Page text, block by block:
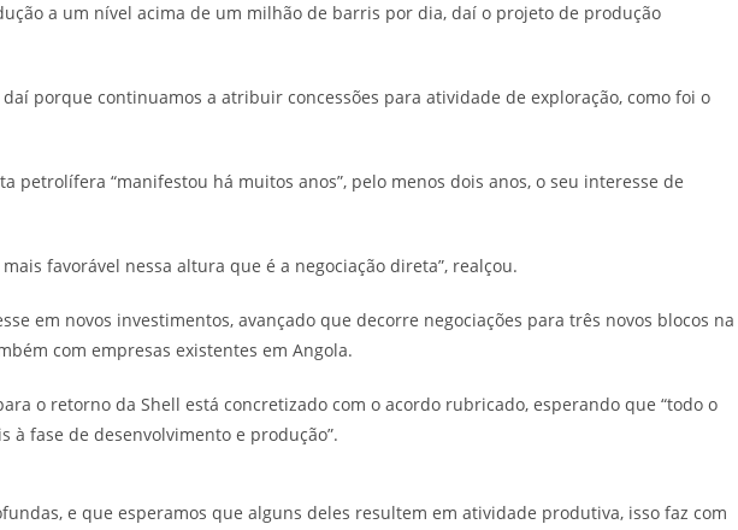
a um nível acima de um milhão de barris por dia, daí o projeto de produção
porque continuamos a atribuir concessões para atividade de exploração, como foi o
petrolífera “manifestou há muitos anos”, pelo menos dois anos, o seu interesse de
favorável nessa altura que é a negociação direta”, realçou.
em novos investimentos, avançado que decorre negociações para três novos blocos na
com empresas existentes em Angola.
o retorno da Shell está concretizado com o acordo rubricado, esperando que “todo o
à fase de desenvolvimento e produção”.
e que esperamos que alguns deles resultem em atividade produtiva, isso faz com